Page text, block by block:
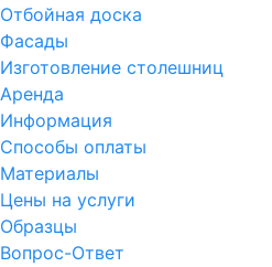
Отбойная доска
Фасады
Изготовление столешниц
Аренда
Информация
Способы оплаты
Материалы
Цены на услуги
Образцы
Вопрос-Ответ